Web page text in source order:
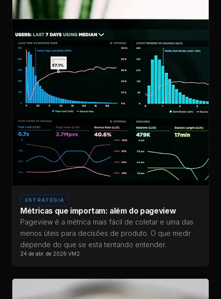
ESTRATÉGIA
Métricas que importam: além do pageview
Pageview é a métrica mais fácil de coletar e uma das
menos úteis para decisões de produto. O que medir
depende do que se está tentando entender.
24 de abr. de 2026·VM2